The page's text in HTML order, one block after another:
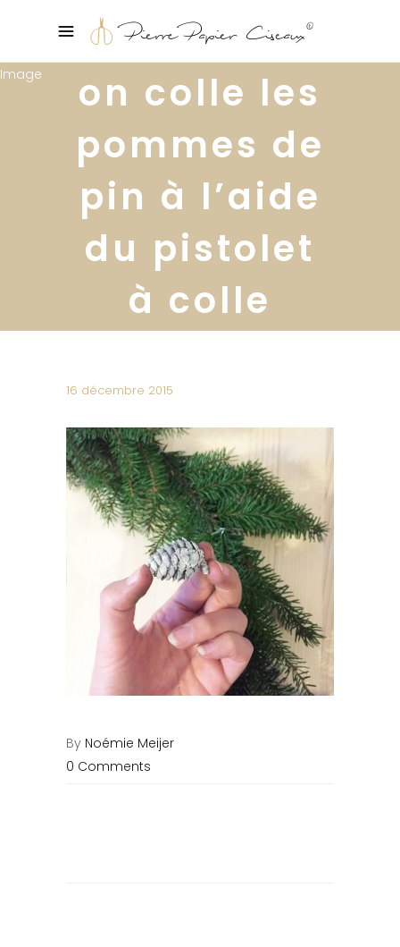
on colle les
pommes de
pin à l’aide
du pistolet
à colle
16 décembre 2015
By Noémie Meijer
0 Comments